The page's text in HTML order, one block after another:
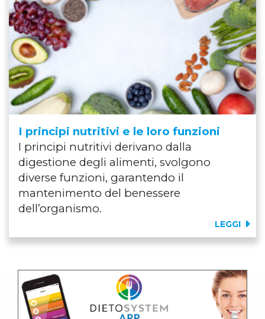
I principi nutritivi e le loro funzioni
I principi nutritivi derivano dalla
digestione degli alimenti, svolgono
diverse funzioni, garantendo il
mantenimento del benessere
dell’organismo.
LEGGI